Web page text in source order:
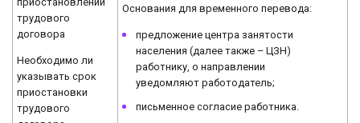
трудового
договора
Необходимо ли
указывать срок
приостановки
трудового
Основания для временного перевода:
предложение центра занятости
населения (далее также – ЦЗН)
работнику, о направлении
уведомляют работодатель;
письменное согласие работника.